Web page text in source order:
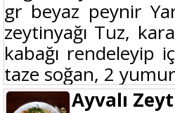
gr beyaz peynir
zeytinyağı Tuz,
kabağı rendeleyip
taze soğan, 2
Ayvalı